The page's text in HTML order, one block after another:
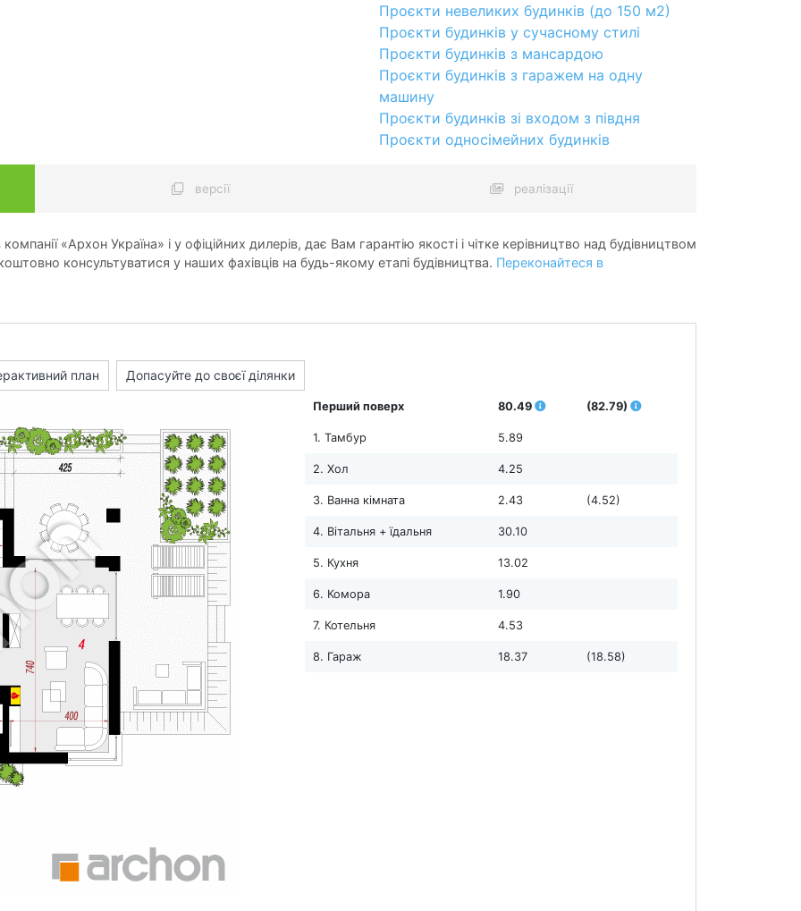
Проєкти невеликих будинків (до 150 м2)
Проєкти будинків у сучасному стилі
Проєкти будинків з мансардою
Проєкти будинків з гаражем на одну
машину
Проєкти будинків зі входом з півдня
Проєкти односімейних будинків
версії реалізації
«Архон Україна» і у офіційних дилерів, дає Вам гарантію якості і чітке керівництво над будівництвом
консультуватися у наших фахівців на будь-якому етапі будівництва. Переконайтеся в
план Допасуйте до своєї ділянки
Перший поверх 80.49 (82.79)
1. Тамбур 5.89
2. Хол 4.25
3. Ванна кімната 2.43 (4.52)
4. Вітальня + їдальня 30.10
5. Кухня 13.02
6. Комора 1.90
7. Котельня 4.53
8. Гараж 18.37 (18.58)